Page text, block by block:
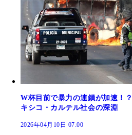
W杯目前で暴力の連鎖が加速
キシコ・カルテル社会の深淵
2026年04月10日 07:00